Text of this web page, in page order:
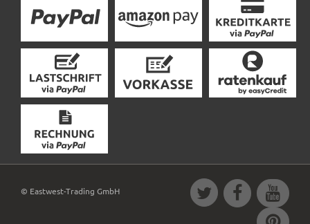
© Eastwest-Trading GmbH